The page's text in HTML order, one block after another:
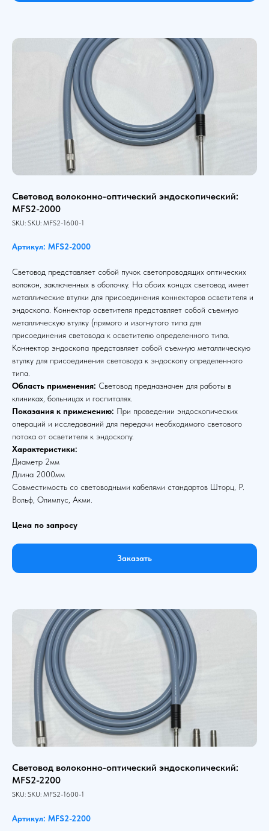
Световод волоконно-оптический эндоскопический:
MFS2-2000
SKU: SKU: MFS2-1600-1
Артикул: MFS2-2000
Световод представляет собой пучок светопроводящих оптических
волокон, заключенных в оболочку. На обоих концах световод имеет
металлические втулки для присоединения коннекторов осветителя и
эндоскопа. Коннектор осветителя представляет собой съемную
металлическую втулку (прямого и изогнутого типа для
присоединения световода к осветителю определенного типа.
Коннектор эндоскопа представляет собой съемную металлическую
втулку для присоединения световода к эндоскопу определенного
типа.
Область применения: Световод предназначен для работы в
клиниках, больницах и госпиталях.
Показания к применению: При проведении эндоскопических
операций и исследований для передачи необходимого светового
потока от осветителя к эндоскопу.
Характеристики:
Диаметр 2мм
Длина 2000мм
Совместимость со световодными кабелями стандартов Шторц, Р.
Вольф, Олимпус, Акми.
Цена по запросу
Заказать
Световод волоконно-оптический эндоскопический:
MFS2-2200
SKU: SKU: MFS2-1600-1
Артикул: MFS2-2200